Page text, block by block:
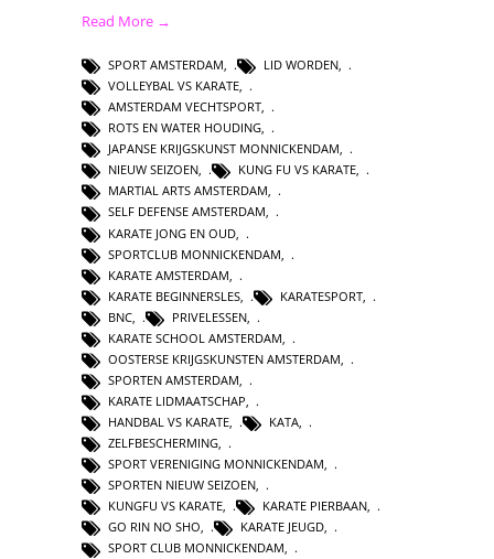
Read More →
SPORT AMSTERDAM, LID WORDEN,
VOLLEYBAL VS KARATE,
AMSTERDAM VECHTSPORT,
ROTS EN WATER HOUDING,
JAPANSE KRIJGSKUNST MONNICKENDAM,
NIEUW SEIZOEN, KUNG FU VS KARATE,
MARTIAL ARTS AMSTERDAM,
SELF DEFENSE AMSTERDAM,
KARATE JONG EN OUD
SPORTCLUB MONNICKENDAM
KARATE AMSTERDAM
KARATE BEGINNERSLES
KARATESPORT
BNC
PRIVELESSEN
KARATE SCHOOL AMSTERDAM
OOSTERSE KRIJGSKUNSTEN AMSTERDAM
SPORTEN AMSTERDAM
KARATE LIDMAATSCHAP,
HANDBAL VS KARATE, KATA,
ZELFBESCHERMING,
SPORT VERENIGING MONNICKENDAM,
SPORTEN NIEUW SEIZOEN,
KUNGFU VS KARATE, KARATE PIERBAAN,
GO RIN NO SHO, KARATE JEUGD,
SPORT CLUB MONNICKENDAM,